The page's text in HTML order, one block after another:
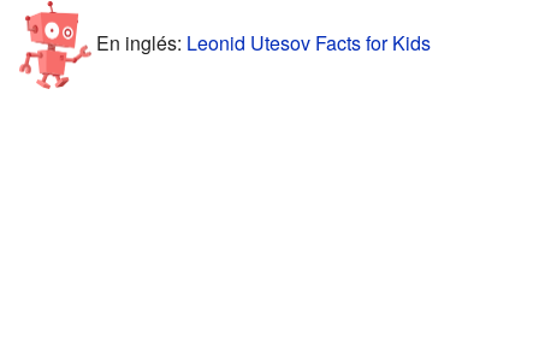
En inglés: Leonid Utesov Facts for Kids